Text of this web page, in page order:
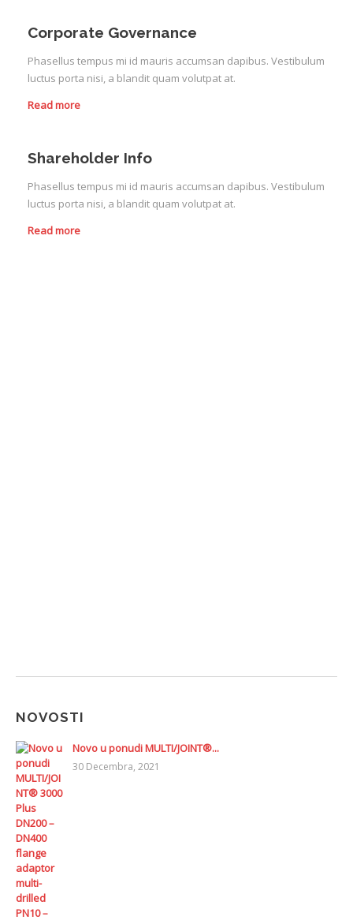
Corporate Governance
Phasellus tempus mi id mauris accumsan dapibus. Vestibulum
luctus porta nisi, a blandit quam volutpat at.
Read more
Shareholder Info
Phasellus tempus mi id mauris accumsan dapibus. Vestibulum
luctus porta nisi, a blandit quam volutpat at.
Read more
NOVOSTI
Novo u ponudi MULTI/JOINT®...
30 Decembra, 2021